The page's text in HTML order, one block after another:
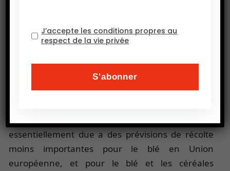
répercussions négatives sur les rendements et la
production » constate la FAO.
La FAO a par ailleurs actualisé ses prévisions pour
la récolte mondiale céréalière en 2018 : elle
atteindrait 2,586 milliards de tonnes, en retrait de
essentiellement due a des prévisions de récolte
moins importantes pour le blé en Union
européenne, et pour le blé et les céréales
J’accepte les conditions propres au
respect de la vie privée